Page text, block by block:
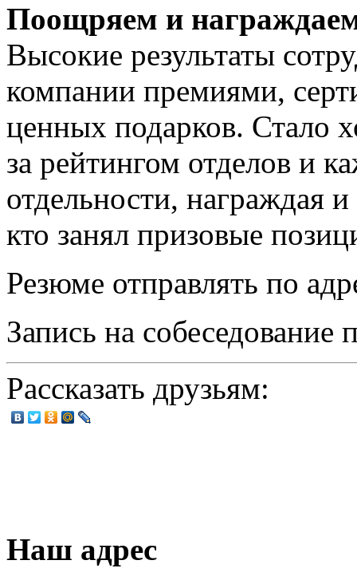
Поощряем и
Высокие результаты
компании премиями,
ценных подарков. Стало
за рейтингом отделов и
отдельности, награждая
кто занял призовые
Резюме отправлять по
Запись на собеседование
Рассказать друзьям:
Наш адрес